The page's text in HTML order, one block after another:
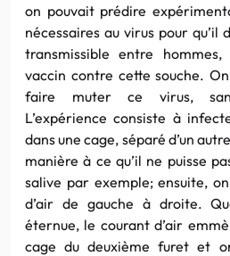
on pouvait prédire
nécessaires au virus pour
transmissible entre
vaccin contre cette souche.
faire muter ce virus,
L’expérience consiste à
dans une cage, séparé d’un
manière à ce qu’il ne puisse
salive par exemple; ensuite,
d’air de gauche à droite.
éternue, le courant d’air
cage du deuxième furet et